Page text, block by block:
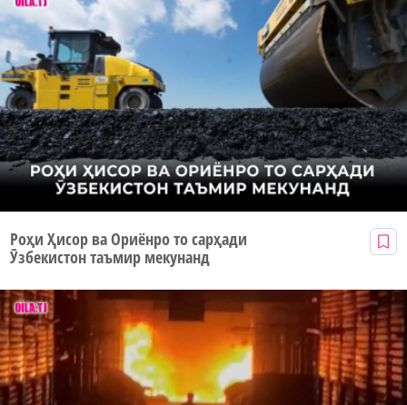
Роҳи Ҳисор ва Ориёнро то сарҳади
Ӯзбекистон таъмир мекунанд